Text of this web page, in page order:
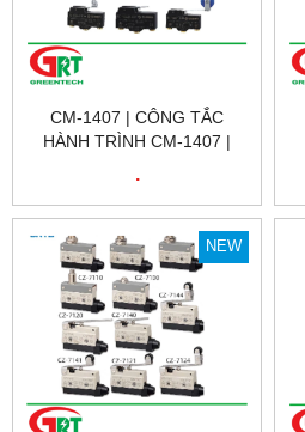
CM-1407 | CÔNG TẮC
HÀNH TRÌNH CM-1407 |
.
NEW